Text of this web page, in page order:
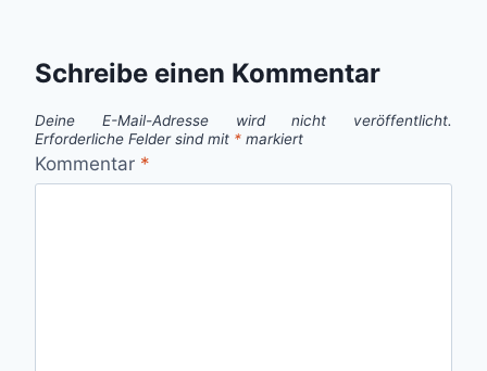
Schreibe einen Kommentar
Deine E-Mail-Adresse wird nicht veröffentlicht.
Erforderliche Felder sind mit * markiert
Kommentar *